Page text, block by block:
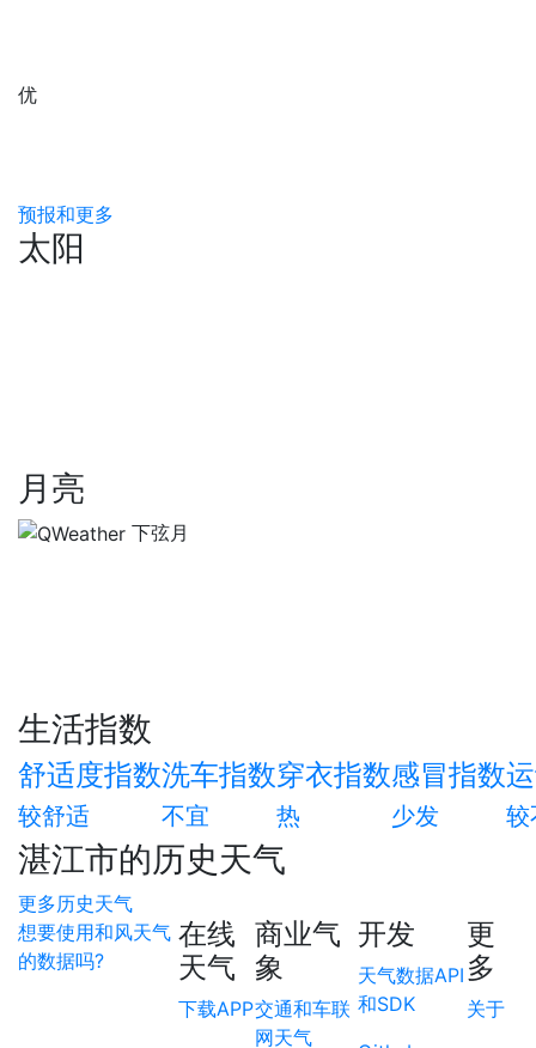
优
预报和更多
太阳
月亮
下弦月
生活指数
舒适度指数
较舒适
洗车指数
不宜
穿衣指数
热
感冒指数
少发 较
湛江市的历史天气
更多历史天气
想要使用和风天气
的数据吗?
在线
天气
下载APP
商业气
象
交通和车联
网天气
开发
天气数据API
和SDK
更
多
关于